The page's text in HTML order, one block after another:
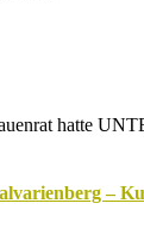
hatte
–